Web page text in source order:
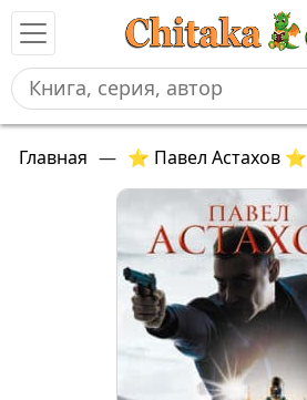
Главная — ⭐ Павел Астахов ⭐